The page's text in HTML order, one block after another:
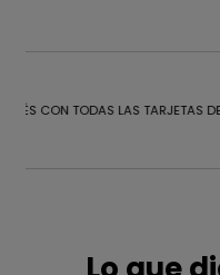
CON TODAS LAS TARJETAS